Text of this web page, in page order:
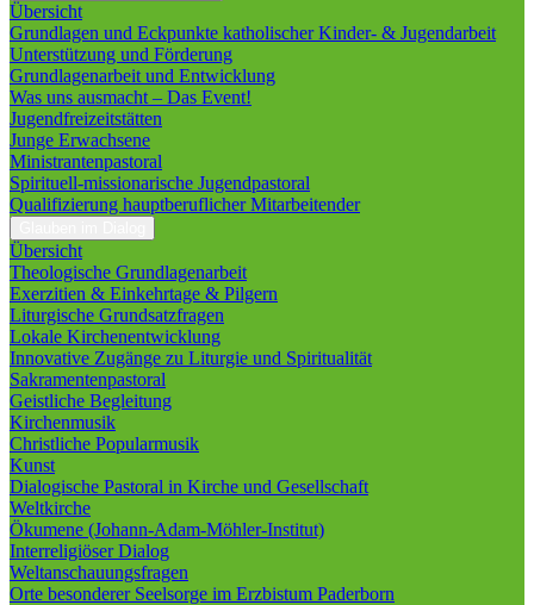
Übersicht
Grundlagen und Eckpunkte katholischer Kinder- & Jugendarbeit
Unterstützung und Förderung
Grundlagenarbeit und Entwicklung
Was uns ausmacht – Das Event!
Jugendfreizeitstätten
Junge Erwachsene
Ministrantenpastoral
Spirituell-missionarische Jugendpastoral
Qualifizierung hauptberuflicher Mitarbeitender
Übersicht
Theologische Grundlagenarbeit
Exerzitien & Einkehrtage & Pilgern
Liturgische Grundsatzfragen
Lokale Kirchenentwicklung
Innovative Zugänge zu Liturgie und Spiritualität
Sakramentenpastoral
Geistliche Begleitung
Kirchenmusik
Christliche Popularmusik
Kunst
Dialogische Pastoral in Kirche und Gesellschaft
Weltkirche
Ökumene (Johann-Adam-Möhler-Institut)
Interreligiöser Dialog
Weltanschauungsfragen
Orte besonderer Seelsorge im Erzbistum Paderborn